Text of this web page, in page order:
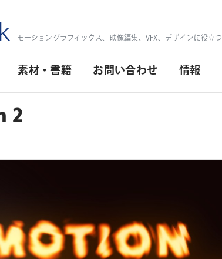
モーショングラフィックス、映像編集、VFX、デザインに役立
素材・書籍 お問い合わせ 情報
2